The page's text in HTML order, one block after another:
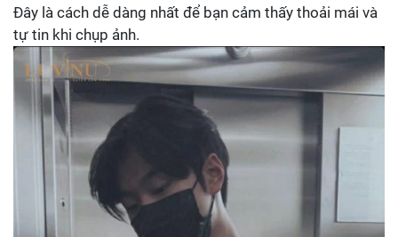
Đây là cách dễ dàng nhất để bạn cảm thấy thoải mái và
tự tin khi chụp ảnh.